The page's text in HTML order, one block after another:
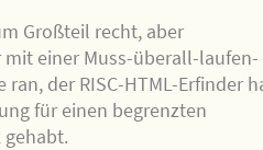
Großteil recht, aber
mit einer Muss-überall-laufen-
ran, der RISC-HTML-Erfinder
für einen begrenzten